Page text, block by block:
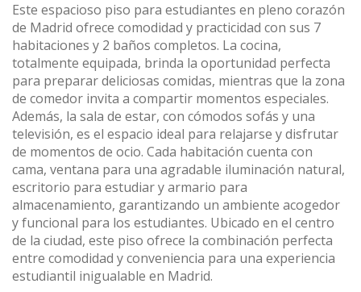
Este espacioso piso para estudiantes en pleno corazón
de Madrid ofrece comodidad y practicidad con sus 7
habitaciones y 2 baños completos. La cocina,
totalmente equipada, brinda la oportunidad perfecta
para preparar deliciosas comidas, mientras que la zona
de comedor invita a compartir momentos especiales.
Además, la sala de estar, con cómodos sofás y una
televisión, es el espacio ideal para relajarse y disfrutar
de momentos de ocio. Cada habitación cuenta con
cama, ventana para una agradable iluminación natural,
escritorio para estudiar y armario para
almacenamiento, garantizando un ambiente acogedor
y funcional para los estudiantes. Ubicado en el centro
de la ciudad, este piso ofrece la combinación perfecta
entre comodidad y conveniencia para una experiencia
estudiantil inigualable en Madrid.